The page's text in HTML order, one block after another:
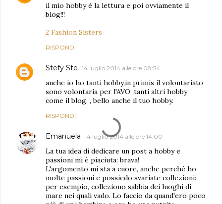
il mio hobby è la lettura e poi ovviamente il
blog!!!
2 Fashion Sisters
RISPONDI
Stefy Ste 14 luglio 2014 alle ore 08:54
anche io ho tanti hobby,in primis il volontariato
sono volontaria per l'AVO ,tanti altri hobby
come il blog, , bello anche il tuo hobby.
RISPONDI
Emanuela 14 luglio 2014 alle ore 14:00
La tua idea di dedicare un post a hobby e
passioni mi è piaciuta: brava!
L'argomento mi sta a cuore, anche perché ho
molte passioni e possiedo svariate collezioni:
per esempio, colleziono sabbia dei luoghi di
mare nei quali vado. Lo faccio da quand'ero poco